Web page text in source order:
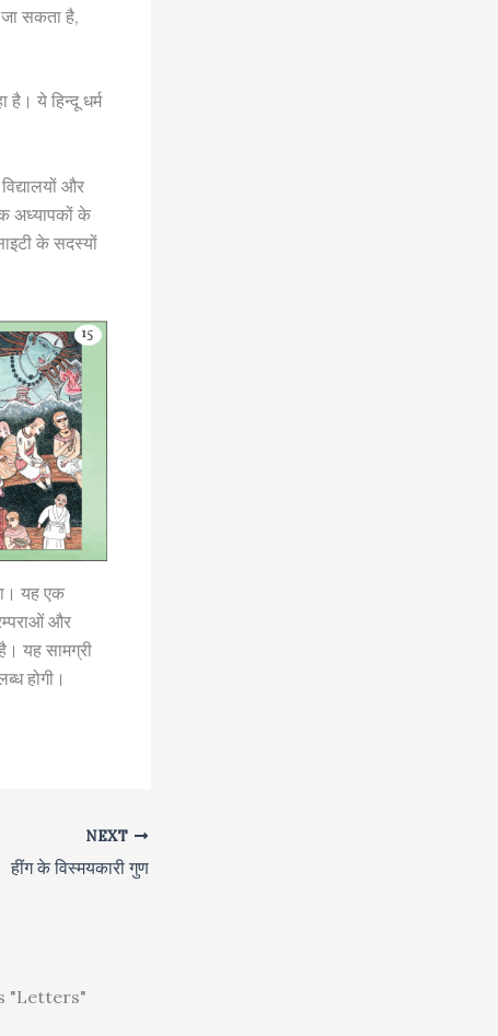
सकता है,
ये हिन्दू धर्म
और
अध्यापकों के
के सदस्यों
यह एक
और
यह सामग्री
होगी।
NEXT
हींग के विस्मयकारी गुण
"Letters"